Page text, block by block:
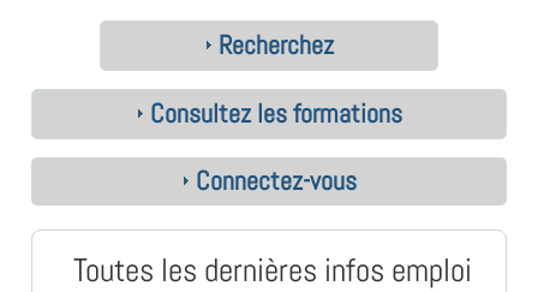
Recherchez
Consultez les formations
Connectez-vous
Toutes les dernières infos emploi